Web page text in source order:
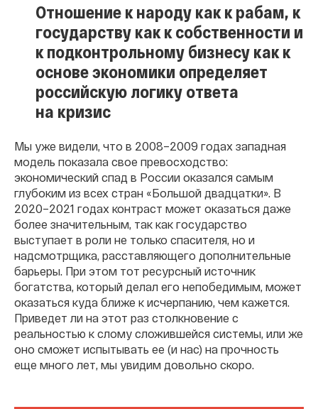
Отношение к народу как к рабам, к
государству как к собственности и
к подконтрольному бизнесу как к
основе экономики определяет
российскую логику ответа
на кризис
Мы уже видели, что в 2008–2009 годах западная
модель показала свое превосходство:
экономический спад в России оказался самым
глубоким из всех стран «Большой двадцатки». В
2020–2021 годах контраст может оказаться даже
более значительным, так как государство
выступает в роли не только спасителя, но и
надсмотрщика, расставляющего дополнительные
барьеры. При этом тот ресурсный источник
богатства, который делал его непобедимым, может
оказаться куда ближе к исчерпанию, чем кажется.
Приведет ли на этот раз столкновение с
реальностью к слому сложившейся системы, или же
оно сможет испытывать ее (и нас) на прочность
еще много лет, мы увидим довольно скоро.